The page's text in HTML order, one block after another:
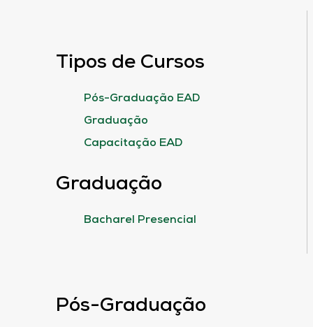
Tipos de Cursos
Pós-Graduação EAD
Graduação
Capacitação EAD
Graduação
Bacharel Presencial
Pós-Graduação